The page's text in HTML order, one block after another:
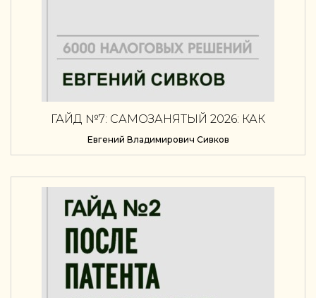
ГАЙД №7: САМОЗАНЯТЫЙ 2026: КАК
ОСТАТЬСЯ НА НПД, ДАЖЕ ЕСЛИ ВЫ ИП
Евгений Владимирович Сивков